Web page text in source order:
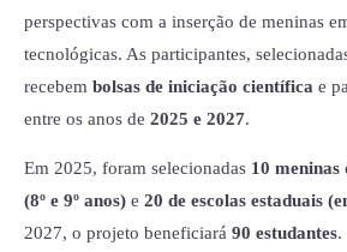
perspectivas com a inserção de meninas
tecnológicas. As participantes,
recebem bolsas de iniciação científica e
entre os anos de 2025 e 2027.
Em 2025, foram selecionadas 10 meninas
(8º e 9º anos) e 20 de escolas estaduais
2027, o projeto beneficiará 90 estudantes.